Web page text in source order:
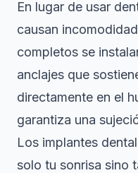
En lugar de usar
causan
completos se
anclajes que
directamente en el
garantiza una
Los implantes
solo tu sonrisa sino